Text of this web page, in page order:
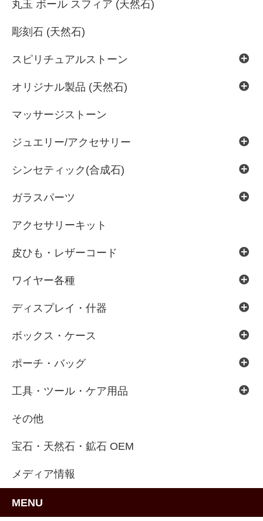
丸玉 ボール スフィア (天然石)
彫刻石 (天然石)
スピリチュアルストーン
オリジナル製品 (天然石)
マッサージストーン
ジュエリー/アクセサリー
シンセティック(合成石)
ガラスパーツ
アクセサリーキット
皮ひも・レザーコード
ワイヤー各種
ディスプレイ・什器
ボックス・ケース
ポーチ・バッグ
工具・ツール・ケア用品
その他
宝石・天然石・鉱石 OEM
メディア情報
MENU